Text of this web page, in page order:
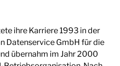
ihre Karriere 1993 in der
Datenservice GmbH für die
übernahm im Jahr 2000